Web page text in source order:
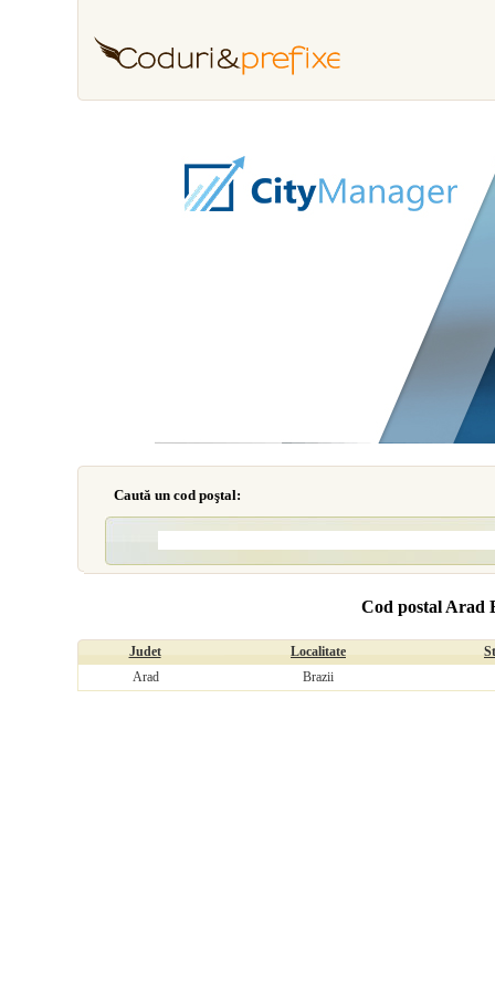
Caută un cod poştal:
Cod postal Arad
Judet Localitate
Arad
Brazii